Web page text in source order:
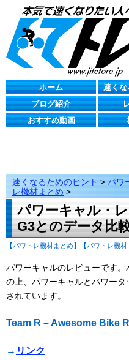
ホーム
速くな
ブログ紹介
おすすめ動画
速くなるためのヒント > パワ
レ機材まとめ >
パワーキャル・
G3とのデータ比
【パワトレ機材まとめ】 【パワトレ機材
パワーキャルのレビューです
の上、パワーキャルとパワー
されています。
Team R – Awesome Bike
→ リンク